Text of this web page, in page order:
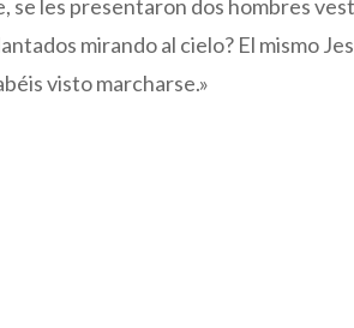
se les presentaron dos hombres
mirando al cielo? El mismo
visto marcharse.»